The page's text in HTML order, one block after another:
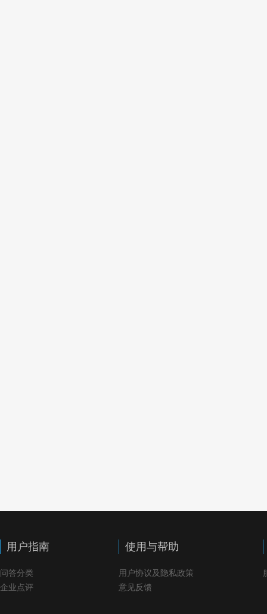
用户指南
问答分类
企业点评
使用与帮助
用户协议及隐私政策
意见反馈